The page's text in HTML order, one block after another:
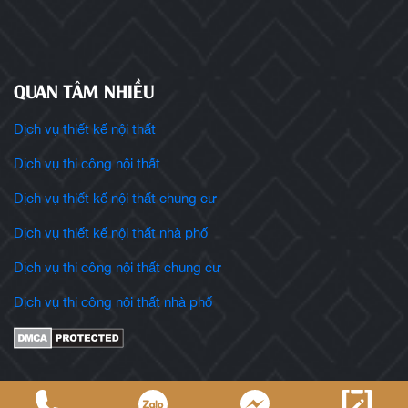
QUAN TÂM NHIỀU
Dịch vụ thiết kế nội thất
Dịch vụ thi công nội thất
Dịch vụ thiết kế nội thất chung cư
Dịch vụ thiết kế nội thất nhà phố
Dịch vụ thi công nội thất chung cư
Dịch vụ thi công nội thất nhà phố